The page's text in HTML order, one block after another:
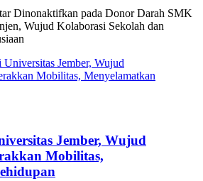
Dinonaktifkan pada Donor Darah SMK
Wujud Kolaborasi Sekolah dan
Jember, Wujud
Mobilitas,